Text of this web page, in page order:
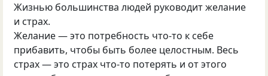
Жизнью большинства людей руководит желание
и страх.
Желание — это потребность что-то к себе
прибавить, чтобы быть более целостным. Весь
страх — это страх что-то потерять и от этого